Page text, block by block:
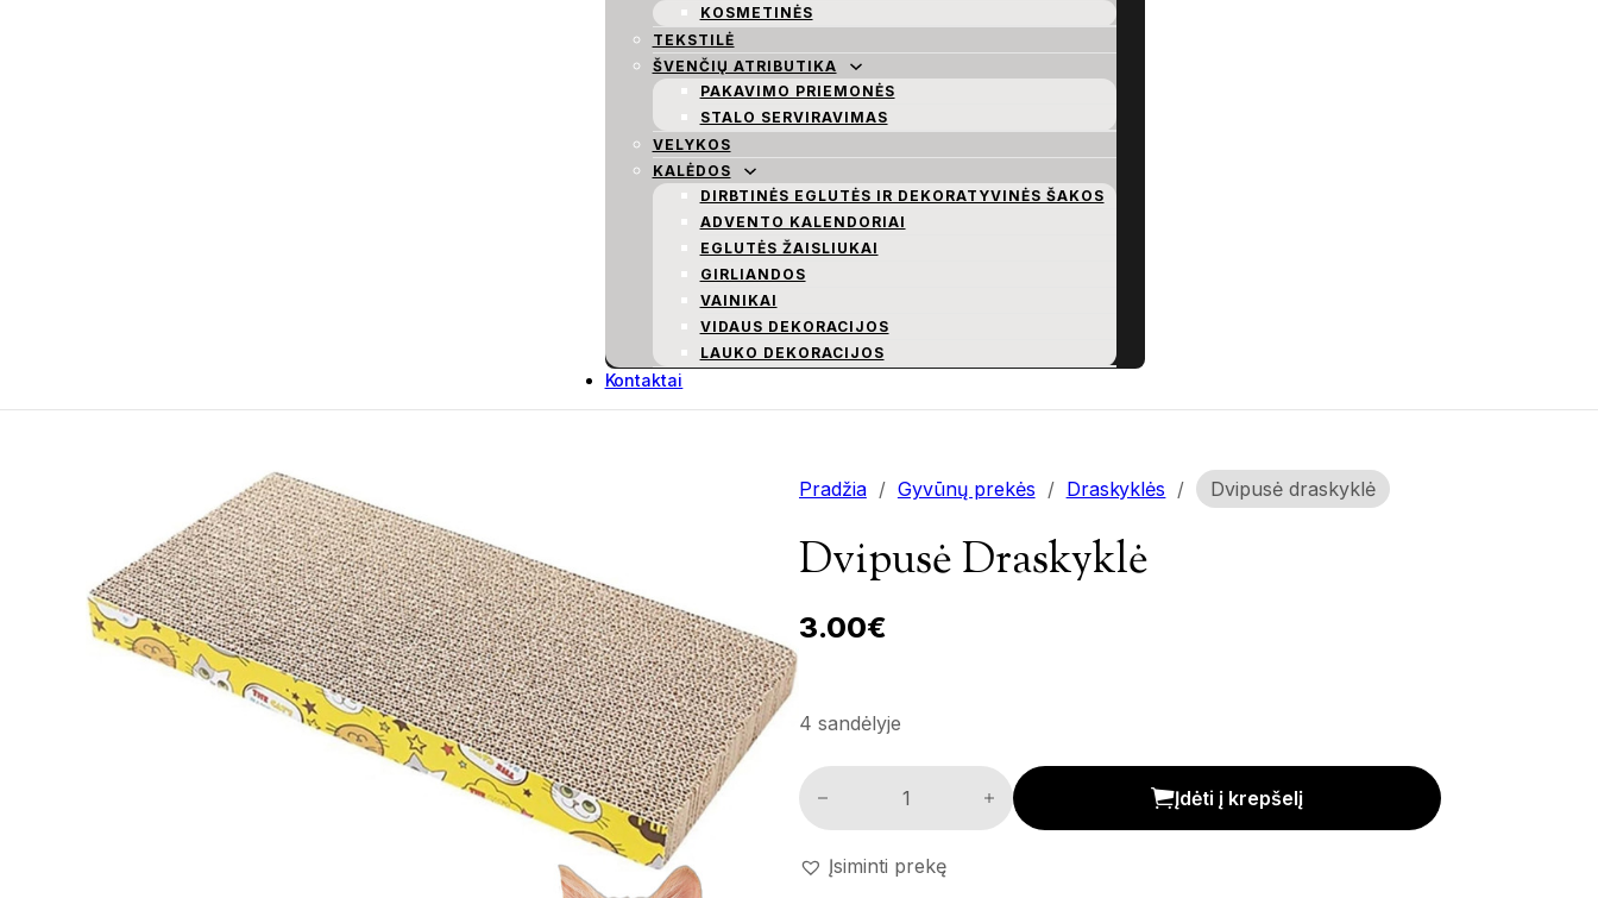
KOSMETINĖS
TEKSTILĖ
ŠVENČIŲ ATRIBUTIKA
PAKAVIMO PRIEMONĖS
STALO SERVIRAVIMAS
VELYKOS
KALĖDOS
DIRBTINĖS EGLUTĖS IR DEKORATYVINĖS ŠAKOS
ADVENTO KALENDORIAI
EGLUTĖS ŽAISLIUKAI
GIRLIANDOS
VAINIKAI
VIDAUS DEKORACIJOS
LAUKO DEKORACIJOS
Kontaktai
Pradžia / Gyvūnų prekės / Draskyklės / Dvipusė draskyklė
Dvipusė Draskyklė
3.00€
4 sandėlyje
Dvipusė draskyklė kiekis
Įdėti į krepšelį
Įsiminti prekę